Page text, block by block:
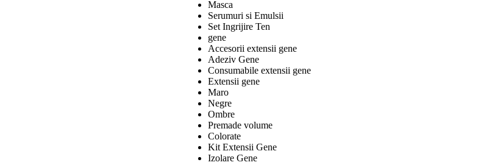
Masca
Serumuri si Emulsii
Set Ingrijire Ten
gene
Accesorii extensii gene
Adeziv Gene
Consumabile extensii gene
Extensii gene
Maro
Negre
Ombre
Premade volume
Colorate
Kit Extensii Gene
Izolare Gene